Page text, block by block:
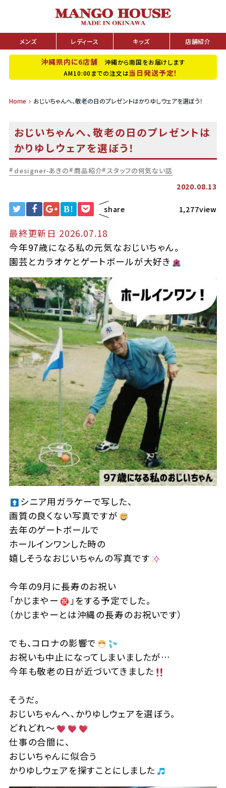
メンズ レディース キッズ 店舗紹介
沖縄県内に6店舗 沖縄から南国をお届けします
AM10:00までの注文は当日発送予定！
Home おじいちゃんへ、敬老の日のプレゼントはかりゆしウェアを選ぼう！
おじいちゃんへ、敬老の日のプレゼントは
かりゆしウェアを選ぼう！
designer-あきの 商品紹介 スタッフの何気ない話
2020.08.13
B! share 1,277view
最終更新日 2026.07.18
今年97歳になる私の元気なおじいちゃん。
園芸とカラオケとゲートボールが大好き
シニア用ガラケーで写した、
画質の良くない写真ですが
去年のゲートボールで
ホールインワンした時の
嬉しそうなおじいちゃんの写真です
今年の9月に長寿のお祝い
「かじまやー
」をする予定でした。
（かじまやーとは沖縄の長寿のお祝いです）
でも、コロナの影響で
お祝いも中止になってしまいましたが…
今年も敬老の日が近づいてきました
そうだ。
おじいちゃんへ、かりゆしウェアを選ぼう。
どれどれ～
仕事の合間に、
おじいちゃんに似合う
かりゆしウェアを探すことにしました